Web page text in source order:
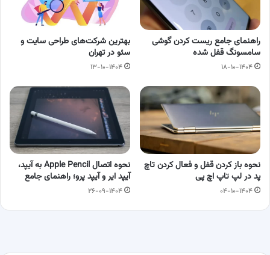
راهنمای جامع ریست کردن گوشی
سامسونگ قفل شده
۱۸-۱۰-۱۴۰۴
بهترین شرکت‌های طراحی سایت و
سئو در تهران
۱۳-۱۰-۱۴۰۴
نحوه باز کردن قفل و فعال کردن تاچ‌
پد در لپ‌ تاپ اچ‌ پی
۰۴-۱۰-۱۴۰۴
نحوه اتصال Apple Pencil به آیپد،
آیپد ایر و آیپد پرو؛ راهنمای جامع
۲۶-۰۹-۱۴۰۴